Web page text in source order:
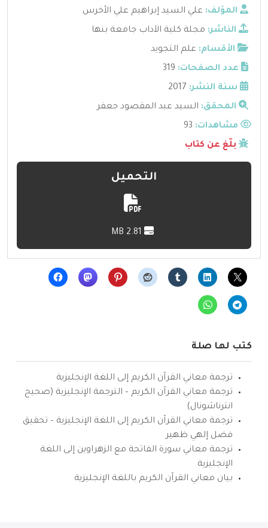
المؤلف: علي السيد إبراهيم علي الأخرس
الناشر: مجلة كلية الآداب جامعة بنها
الأقسام: علم التجويد
عدد الصفحات: 319
سنة النشر: 2017
المحقق: السيد عبد المقصود جعفر
مشاهدات:
بلّغ عن كتاب
التحميل
كتب لها صلة
ترجمة معاني القرآن الكريم إلى اللغة الإنجليزية
ترجمة معاني القرآن الكريم – الترجمة الإنجليزية (صحيح
انترناشونال)
ترجمة معاني القرآن الكريم إلى اللغة الإنجليزية – تحقيق
فضل إلهي ظهير
ترجمة معاني سورة الفاتحة مع الزهراوين إلى اللغة
الإنجليزية
بيان معاني القرآن الكريم باللغة الإنجليزية